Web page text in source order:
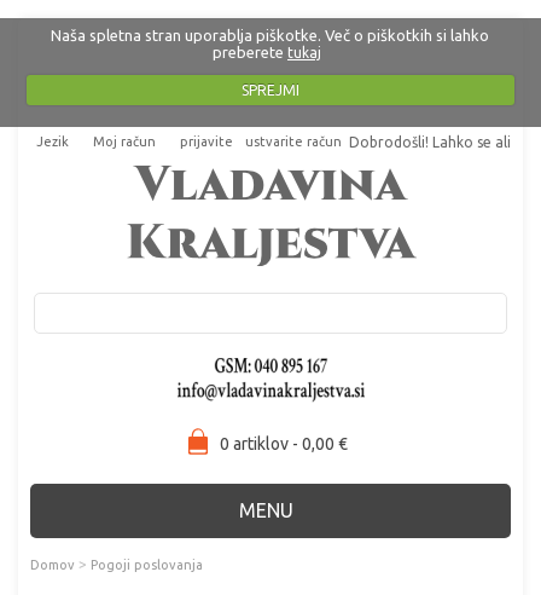
Naša spletna stran uporablja piškotke. Več o piškotkih si lahko
preberete tukaj
SPREJMI
Jezik Moj račun Dobrodošli! Lahko se
prijavite ali
ustvarite račun
0 artiklov - 0,00 €
MENU
Domov > Pogoji poslovanja